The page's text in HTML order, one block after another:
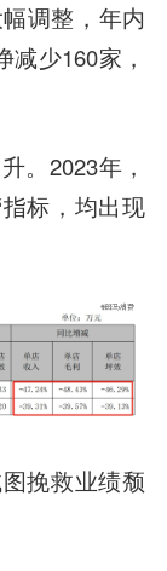
调整，年内
少160家，
。2023年，
标，均出现
挽救业绩颓